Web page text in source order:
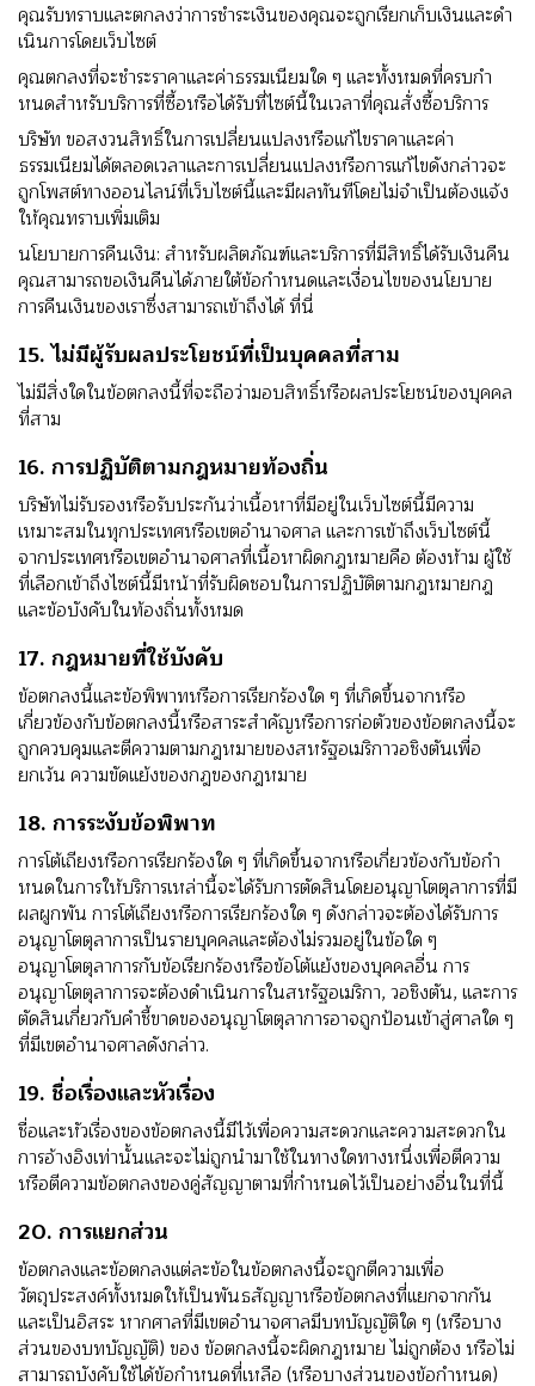
คุณรับทราบและตกลงว่าการชําระเงินของคุณจะถูกเรียกเก็บเงินและดํา
เนินการโดยเว็บไซต์
คุณตกลงที่จะชําระราคาและค่าธรรมเนียมใด ๆ และทั้งหมดที่ครบกํา
หนดสําหรับบริการที่ซื้อหรือได้รับที่ไซต์นี้ในเวลาที่คุณสั่งซื้อบริการ
บริษัท ขอสงวนสิทธิ์ในการเปลี่ยนแปลงหรือแก้ไขราคาและค่า
ธรรมเนียมได้ตลอดเวลาและการเปลี่ยนแปลงหรือการแก้ไขดังกล่าวจะ
ถูกโพสต์ทางออนไลน์ที่เว็บไซต์นี้และมีผลทันทีโดยไม่จําเป็นต้องแจ้ง
ให้คุณทราบเพิ่มเติม
นโยบายการคืนเงิน: สําหรับผลิตภัณฑ์และบริการที่มีสิทธิ์ได้รับเงินคืน
คุณสามารถขอเงินคืนได้ภายใต้ข้อกําหนดและเงื่อนไขของนโยบาย
การคืนเงินของเราซึ่งสามารถเข้าถึงได้ที่นี่
15. ไม่มีผู้รับผลประโยชน์ที่เป็นบุคคลที่สาม
ไม่มีสิ่งใดในข้อตกลงนี้ที่จะถือว่ามอบสิทธิ์หรือผลประโยชน์ของบุคคล
ที่สาม
16. การปฏิบัติตามกฎหมายท้องถิ่น
บริษัทไม่รับรองหรือรับประกันว่าเนื้อหาที่มีอยู่ในเว็บไซต์นี้มีความ
เหมาะสมในทุกประเทศหรือเขตอํานาจศาล และการเข้าถึงเว็บไซต์นี้
จากประเทศหรือเขตอํานาจศาลที่เนื้อหาผิดกฎหมายคือ ต้องห้าม ผู้ใช้
ที่เลือกเข้าถึงไซต์นี้มีหน้าที่รับผิดชอบในการปฏิบัติตามกฎหมายกฎ
และข้อบังคับในท้องถิ่นทั้งหมด
17. กฎหมายที่ใช้บังคับ
ข้อตกลงนี้และข้อพิพาทหรือการเรียกร้องใด ๆ ที่เกิดขึ้นจากหรือ
เกี่ยวข้องกับข้อตกลงนี้หรือสาระสําคัญหรือการก่อตัวของข้อตกลงนี้จะ
ถูกควบคุมและตีความตามกฎหมายของสหรัฐอเมริกาวอชิงตันเพื่อ
ยกเว้น ความขัดแย้งของกฎของกฎหมาย
18. การระงับข้อพิพาท
การโต้เถียงหรือการเรียกร้องใด ๆ ที่เกิดขึ้นจากหรือเกี่ยวข้องกับข้อกํา
หนดในการให้บริการเหล่านี้จะได้รับการตัดสินโดยอนุญาโตตุลาการที่มี
ผลผูกพัน การโต้เถียงหรือการเรียกร้องใด ๆ ดังกล่าวจะต้องได้รับการ
อนุญาโตตุลาการเป็นรายบุคคลและต้องไม่รวมอยู่ในข้อใด ๆ
อนุญาโตตุลาการกับข้อเรียกร้องหรือข้อโต้แย้งของบุคคลอื่น การ
อนุญาโตตุลาการจะต้องดําเนินการในสหรัฐอเมริกา, วอชิงตัน, และการ
ตัดสินเกี่ยวกับคําชี้ขาดของอนุญาโตตุลาการอาจถูกป้อนเข้าสู่ศาลใด ๆ
ที่มีเขตอํานาจศาลดังกล่าว.
19. ชื่อเรื่องและหัวเรื่อง
ชื่อและหัวเรื่องของข้อตกลงนี้มีไว้เพื่อความสะดวกและความสะดวกใน
การอ้างอิงเท่านั้นและจะไม่ถูกนํามาใช้ในทางใดทางหนึ่งเพื่อตีความ
หรือตีความข้อตกลงของคู่สัญญาตามที่กําหนดไว้เป็นอย่างอื่นในที่นี้
20. การแยกส่วน
ข้อตกลงและข้อตกลงแต่ละข้อในข้อตกลงนี้จะถูกตีความเพื่อ
วัตถุประสงค์ทั้งหมดให้เป็นพันธสัญญาหรือข้อตกลงที่แยกจากกัน
และเป็นอิสระ หากศาลที่มีเขตอํานาจศาลมีบทบัญญัติใด ๆ (หรือบาง
ส่วนของบทบัญญัติ) ของ ข้อตกลงนี้จะผิดกฎหมาย ไม่ถูกต้อง หรือไม่
สามารถบังคับใช้ได้ข้อกําหนดที่เหลือ (หรือบางส่วนของข้อกําหนด)